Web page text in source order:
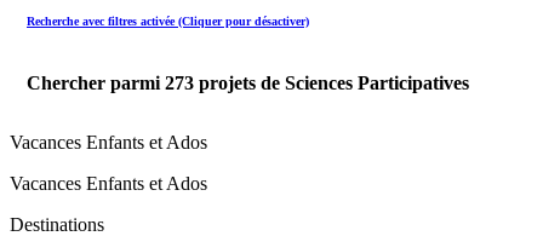
Recherche avec filtres activée (Cliquer pour désactiver)
Chercher parmi 273 projets de Sciences Participatives
Vacances Enfants et Ados
Vacances Enfants et Ados
Destinations